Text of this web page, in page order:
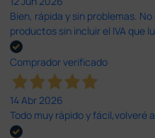
Bien, rápida y sin problemas.
productos sin incluir el IVA que
Comprador verificado
14 Abr 2026
Todo muy rápido y fácil,volveré